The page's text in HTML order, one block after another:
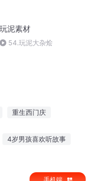
玩泥素材
54.玩泥大杂烩
重生西门庆
4岁男孩喜欢听故事